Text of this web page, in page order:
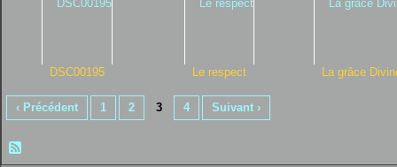
DSC00195 Le respect La grâce
‹ Précédent 1 2 3 4 Suivant ›